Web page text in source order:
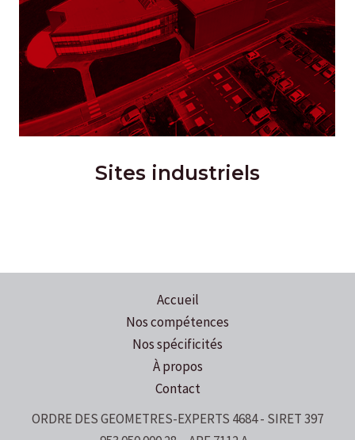
Sites industriels
Accueil
Nos compétences
Nos spécificités
À propos
Contact
ORDRE DES GEOMETRES-EXPERTS 4684 - SIRET 397